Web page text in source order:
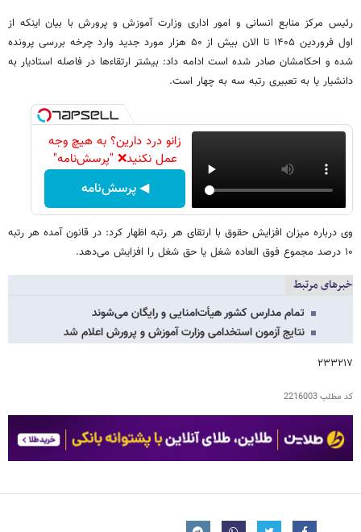
رئیس مرکز منابع انسانی و امور اداری وزارت آموزش و پرورش با بیان اینکه از
اول فروردین ۱۴۰۵ تا الان بیش از ۵۰ هزار مورد جدید وارد چرخه بررسی پرونده
شده و احکامشان صادر شده است ادامه داد: بیشتر ارتقاءها در فاصله استادیار به
دانشیار یا به تعبیری رتبه سه به چهار است.
زانو درد دارین؟ به هیچ وجه
عمل نکنید❌ "پرسش‌نامه"
◀ پرسش‌نامه
وی درباره میزان افزایش حقوق با ارتقای هر رتبه اظهار کرد: در قانون آمده هر رتبه
۱۰ درصد مجموع فوق العاده شغل یا حق شغل را افزایش می‌دهد.
خبرهای مرتبط
تمام مدارس کشور هیأت‌امنایی و رایگان می‌شوند
نتایج آزمون استخدامی وزارت آموزش و پرورش اعلام شد
۲۳۳۲۱۷
کد مطلب2216003